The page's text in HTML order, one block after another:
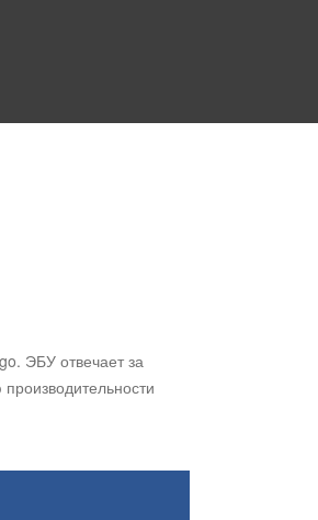
ЭБУ отвечает за